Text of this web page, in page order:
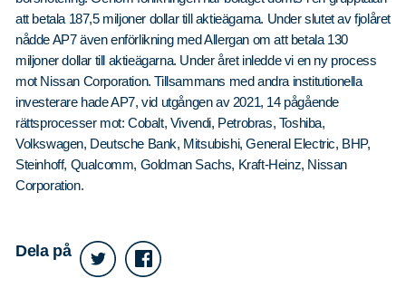
att betala 187,5 miljoner dollar till aktieägarna. Under slutet av fjolåret
nådde AP7 även enförlikning med Allergan om att betala 130
miljoner dollar till aktieägarna. Under året inledde vi en ny process
mot Nissan Corporation. Tillsammans med andra institutionella
investerare hade AP7, vid utgången av 2021, 14 pågående
rättsprocesser mot: Cobalt, Vivendi, Petrobras, Toshiba,
Volkswagen, Deutsche Bank, Mitsubishi, General Electric, BHP,
Steinhoff, Qualcomm, Goldman Sachs, Kraft-Heinz, Nissan
Corporation.
Dela på